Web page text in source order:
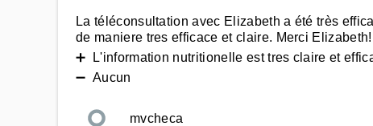
La téléconsultation avec Elizabeth a été très
de maniere tres efficace et claire. Merci Elizabeth!
➕ L'information nutritionelle est tres claire et
➖ Aucun
mvcheca